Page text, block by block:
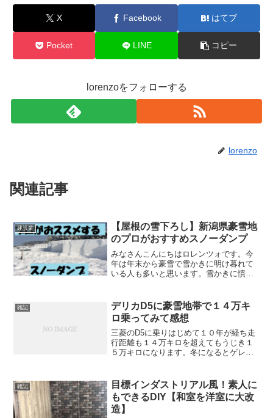
X Facebook はてブ
Pocket LINE コピー
lorenzoをフォローする
lorenzo
関連記事
建設業
【屋根の雪下ろし】新潟県豪雪地
のプロがおすすめスノーダンプ
みなさんこんにちはロレンツォです。今
年は年末から豪雪で雪かきに明け暮れて
いる人も多いと思います。雪かきに慣れ
いていても雪はなくならないので、少し
でも雪かきが楽になるよう...
雑記
デリカD5に豪雪地帯で１４万キ
ロ乗ってみて感想
三菱のD5に乗りはじめて１０年が経ち走
行距離も１４万キロを超えてもうじき１
５万キロになります。冬になるとゲレン
の高い車だと感じます。長年乗り続けた
ドライバーとして、デ...
雑記
目標インダストリアル風！素人に
もできるDIY【和室を洋室に大改
造】